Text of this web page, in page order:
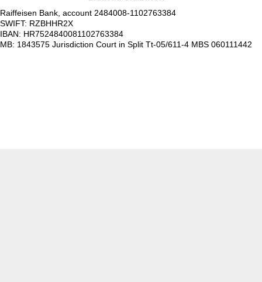
Raiffeisen Bank, account 2484008-1102763384
SWIFT: RZBHHR2X
IBAN: HR7524840081102763384
MB: 1843575 Jurisdiction Court in Split Tt-05/611-4 MBS 060111442